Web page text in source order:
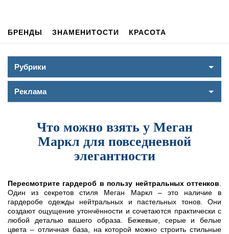
БРЕНДЫ ЗНАМЕНИТОСТИ КРАСОТА
Рубрики
Реклама
Что можно взять у Меган
Маркл для повседневной
элегантности
Пересмотрите гардероб в пользу нейтральных оттенков
Один из секретов стиля Меган Маркл – это наличие в
гардеробе одежды нейтральных и пастельных тонов. Они
создают ощущение утончённости и сочетаются практически с
любой деталью вашего образа. Бежевые, серые и белые
цвета – отличная база, на которой можно строить стильные